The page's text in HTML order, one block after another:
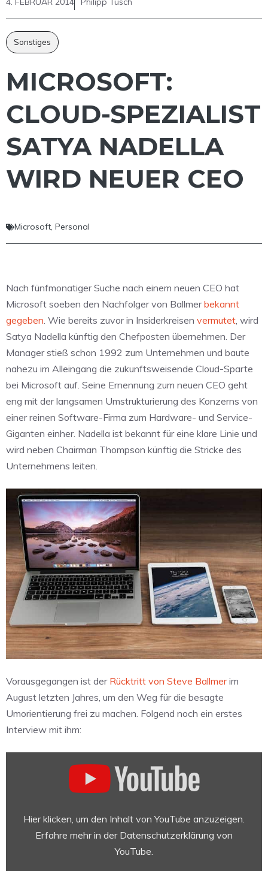
Sonstiges
MICROSOFT:
CLOUD-SPEZIALIST
SATYA NADELLA
WIRD NEUER CEO
Microsoft, Personal
Nach fünfmonatiger Suche nach einem neuen CEO hat
Microsoft soeben den Nachfolger von Ballmerbekannt
gegeben. Wie bereits zuvor in Insiderkreisen vermutet, wird
Satya Nadella künftig den Chefposten übernehmen. Der
Manager stieß schon 1992 zum Unternehmen und baute
nahezu im Alleingang die zukunftsweisende Cloud-Sparte
bei Microsoft auf. Seine Ernennung zum neuen CEO geht
eng mit der langsamen Umstrukturierung des Konzerns von
einer reinen Software-Firma zum Hardware- und Service-
Giganten einher. Nadella ist bekannt für eine klare Linie und
wird neben Chairman Thompson künftig die Stricke des
Unternehmens leiten.
Vorausgegangen ist der Rücktritt von Steve Ballmerim
August letzten Jahres, um den Weg für die besagte
Umorientierung frei zu machen. Folgend noch ein erstes
Interview mit ihm:
Hier klicken, um den Inhalt von YouTube anzuzeigen.
Erfahre mehr in der Datenschutzerklärung von
YouTube.